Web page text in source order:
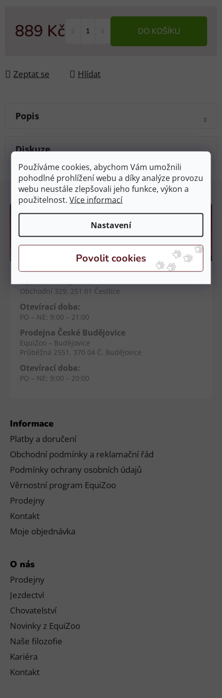
Používáme cookies, abychom Vám umožnili
pohodlné prohlížení webu a díky analýze provozu
webu neustále zlepšovali jeho funkce, výkon a
použitelnost.Více informací
Nastavení
889 Kč DO KOŠÍKU
Zeptat se Hlídat
Popis
Diskuze
Informace
Platby a doručení
Obchodní podmínky a reklamační řád
Podmínky ochrany osobních údajů
Věrnostní program EquiZoo
Prodejny
Kontakt
Moje objednávka
O nás
Prodejny
Jezdectví
Chovatelství
Novinky z EquiZoo
Naše filozofie
Kariéra
Kontakt
Kamenné prodejny
Prodejna Čestlice
Obchodní 329, 251 01 Čestlice
Otevírací doba:
PO – NE: 9:00 – 21:00
Prodejna České Budějovice
EquiZoo – Budějovice
Průběžná 2551, 370 04 Č. Budějovice
Otevírací doba:
PO – NE: 9:00 – 20:00